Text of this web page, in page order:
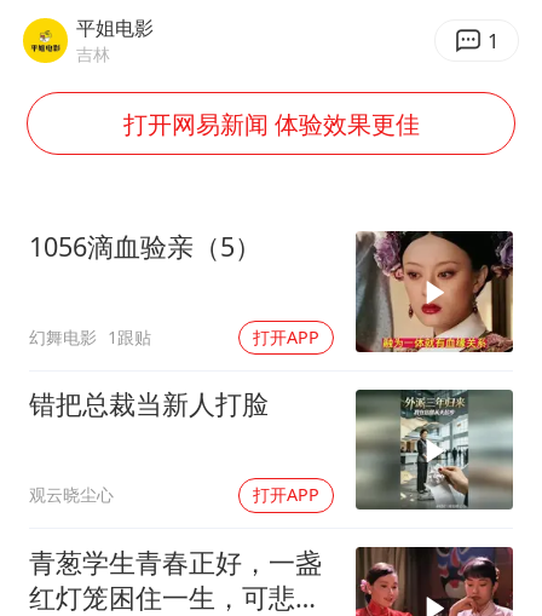
山东财大教授刘海明逝世 终年38岁
李嫣近照曝光
总书记关心百姓身边这些民生大事
平姐电影
吉林 1
打开网易新闻 体验效果更佳
1056滴血验亲（5）
幻舞电影 1跟贴 打开APP
错把总裁当新人打脸
观云晓尘心 打开APP
青葱学生青春正好，一盏
红灯笼困住一生，可悲疯